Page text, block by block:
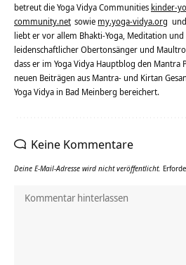
betreut die Yoga Vidya Communities kinder-
community.net sowie my.yoga-vidya.org und
liebt er vor allem Bhakti-Yoga, Meditation
leidenschaftlicher Obertonsänger und
dass er im Yoga Vidya Hauptblog den
neuen Beiträgen aus Mantra- und Kirtan
Yoga Vidya in Bad Meinberg bereichert.
Keine Kommentare
Deine E-Mail-Adresse wird nicht veröffentlicht.